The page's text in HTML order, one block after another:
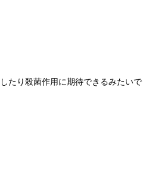
たり殺菌作用に期待できるみたいで